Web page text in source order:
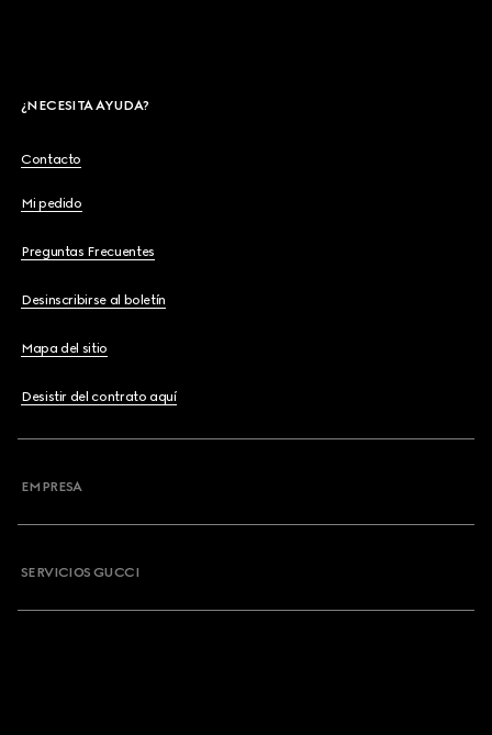
¿NECESITA AYUDA?
Contacto
Mi pedido
Preguntas Frecuentes
Desinscribirse al boletín
Mapa del sitio
Desistir del contrato aquí
EMPRESA
SERVICIOS GUCCI